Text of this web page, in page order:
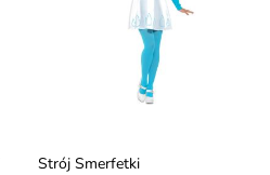
Strój Smerfetki